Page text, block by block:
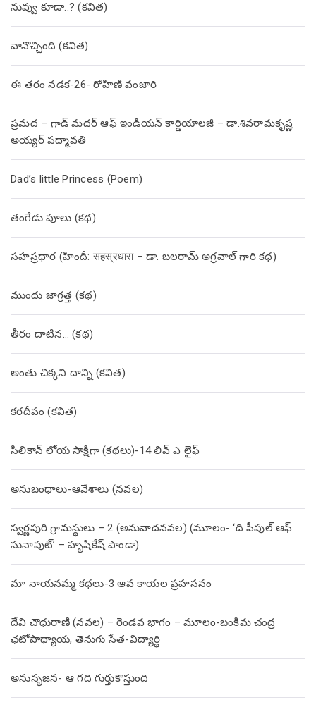
నువ్వు కూడా..? (కవిత)
వానొచ్చింది (కవిత)
ఈ తరం నడక-26- రోహిణి వంజారి
ప్రమద – గాడ్ మదర్ ఆఫ్ ఇండియన్ కార్డియాలజీ – డా.శివరామకృష్ణ
అయ్యర్ పద్మావతి
Dad’s little Princess (Poem)
తంగేడు పూలు (క‌థ‌)
సహస్రధార (హిందీ: सहस्रधारा – డా. బలరామ్ అగ్రవాల్ గారి కథ)
ముందు జాగ్రత్త (క‌థ‌)
తీరం దాటిన… (క‌థ‌)
అంతు చిక్కని దాన్ని (కవిత)
కరదీపం (కవిత)
సిలికాన్ లోయ సాక్షిగా (కథలు)-14 లివ్ ఎ లైఫ్
అనుబంధాలు-ఆవేశాలు (నవల)
స్వర్ణపురి గ్రామస్థులు – 2 (అనువాదనవల) (మూలం- ‘ది పీపుల్ ఆఫ్
సునాపుట్’ – హృషికేష్ పాండా)
మా నాయనమ్మ కథలు-3 ఆవ కాయల ప్రహసనం
దేవి చౌధురాణి (నవల) – రెండవ భాగం – మూలం-బంకిమ చంద్ర
ఛటోపాధ్యాయ, తెనుగు సేత-విద్యార్థి
అనుసృజన- ఆ గది గుర్తుకొస్తుంది